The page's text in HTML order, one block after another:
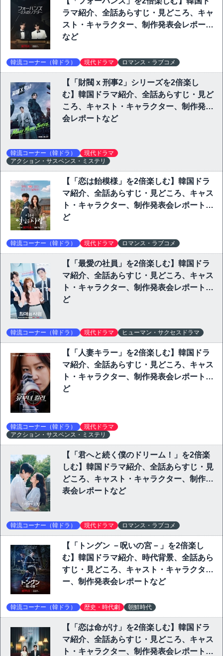
ラマ紹介、全話あらすじ・見どころ、キャ
スト・キャラクター、制作発表会レポート
など
韓流コーナー（韓ドラ） 現代ドラマ ロマンス・ラブコメ
【「財閥 x 刑事2」シリーズを2倍楽し
む】韓国ドラマ紹介、全話あらすじ・見ど
ころ、キャスト・キャラクター、制作発表
会レポートなど
韓流コーナー（韓ドラ）
現代ドラマ
アクション・サスペンス・ミステリ
【「恋は飴模様」を2倍楽しむ】韓国ドラ
マ紹介、全話あらすじ・見どころ、キャス
ト・キャラクター、制作発表会レポートな
ど
韓流コーナー（韓ドラ） 現代ドラマ ロマンス・ラブコメ
【「最愛の社員」を2倍楽しむ】韓国ドラ
マ紹介、全話あらすじ・見どころ、キャス
ト・キャラクター、制作発表会レポートな
ど
韓流コーナー（韓ドラ） 現代ドラマ ヒューマン・サクセスドラマ
【「人妻キラー」を2倍楽しむ】韓国ドラ
マ紹介、全話あらすじ・見どころ、キャス
ト・キャラクター、制作発表会レポートな
ど
韓流コーナー（韓ドラ）
現代ドラマ
アクション・サスペンス・ミステリ
【「君へと続く僕のドリーム！」を2倍楽
しむ】韓国ドラマ紹介、全話あらすじ・見
どころ、キャスト・キャラクター、制作発
表会レポートなど
韓流コーナー（韓ドラ） 現代ドラマ ロマンス・ラブコメ
【「トングン －呪いの宮－」を2倍楽し
む】韓国ドラマ紹介、時代背景、全話あら
すじ・見どころ、キャスト・キャラクタ
ー、制作発表会レポートなど
韓流コーナー（韓ドラ） 歴史・時代劇 朝鮮時代
【「恋は命がけ」を2倍楽しむ】韓国ドラ
マ紹介、全話あらすじ・見どころ、キャス
ト・キャラクター、制作発表会レポートな